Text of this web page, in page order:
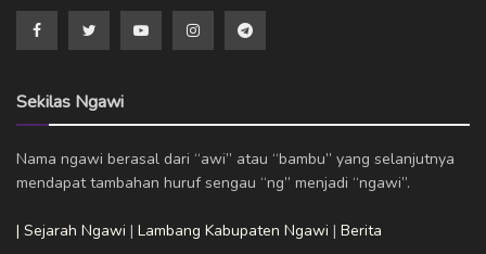
Sekilas Ngawi
Nama ngawi berasal dari “awi” atau “bambu” yang selanjutnya
mendapat tambahan huruf sengau “ng” menjadi “ngawi”.
| Sejarah Ngawi | Lambang Kabupaten Ngawi | Berita